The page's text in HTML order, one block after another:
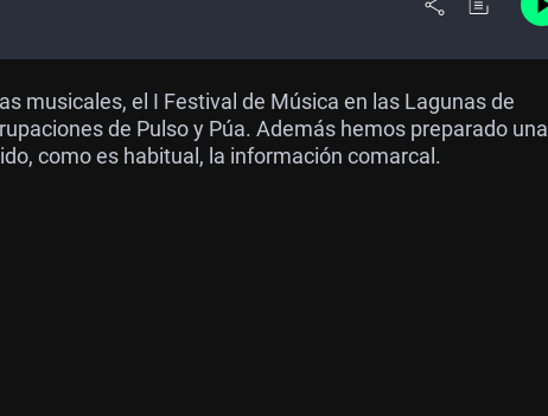
musicales, el I Festival de Música en las Lagunas de
de Pulso y Púa. Además hemos preparado una
como es habitual, la información comarcal.